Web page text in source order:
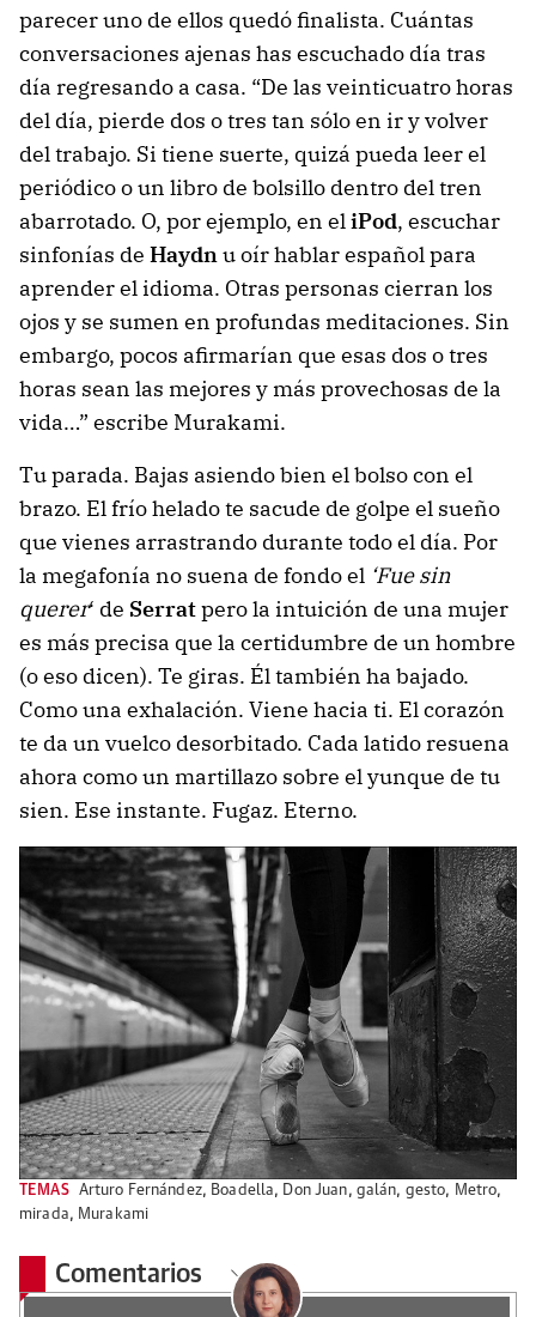
parecer uno de ellos quedó finalista. Cuántas
conversaciones ajenas has escuchado día tras
día regresando a casa. “De las veinticuatro horas
del día, pierde dos o tres tan sólo en ir y volver
del trabajo. Si tiene suerte, quizá pueda leer el
periódico o un libro de bolsillo dentro del tren
abarrotado. O, por ejemplo, en eliPod, escuchar
sinfonías de Haydnu oír hablar español para
aprender el idioma. Otras personas cierran los
ojos y se sumen en profundas meditaciones. Sin
embargo, pocos afirmarían que esas dos o tres
horas sean las mejores y más provechosas de la
vida…” escribe Murakami.
Tu parada. Bajas asiendo bien el bolso con el
brazo. El frío helado te sacude de golpe el sueño
que vienes arrastrando durante todo el día. Por
la megafonía no suena de fondo el ‘Fue sin
querer‘ de Serratpero la intuición de una mujer
es más precisa que la certidumbre de un hombre
(o eso dicen). Te giras. Él también ha bajado.
Como una exhalación. Viene hacia ti. El corazón
te da un vuelco desorbitado. Cada latido resuena
ahora como un martillazo sobre el yunque de tu
sien. Ese instante. Fugaz. Eterno.
TEMAS Arturo Fernández, Boadella, Don Juan, galán, gesto, Metro,
mirada, Murakami
Comentarios